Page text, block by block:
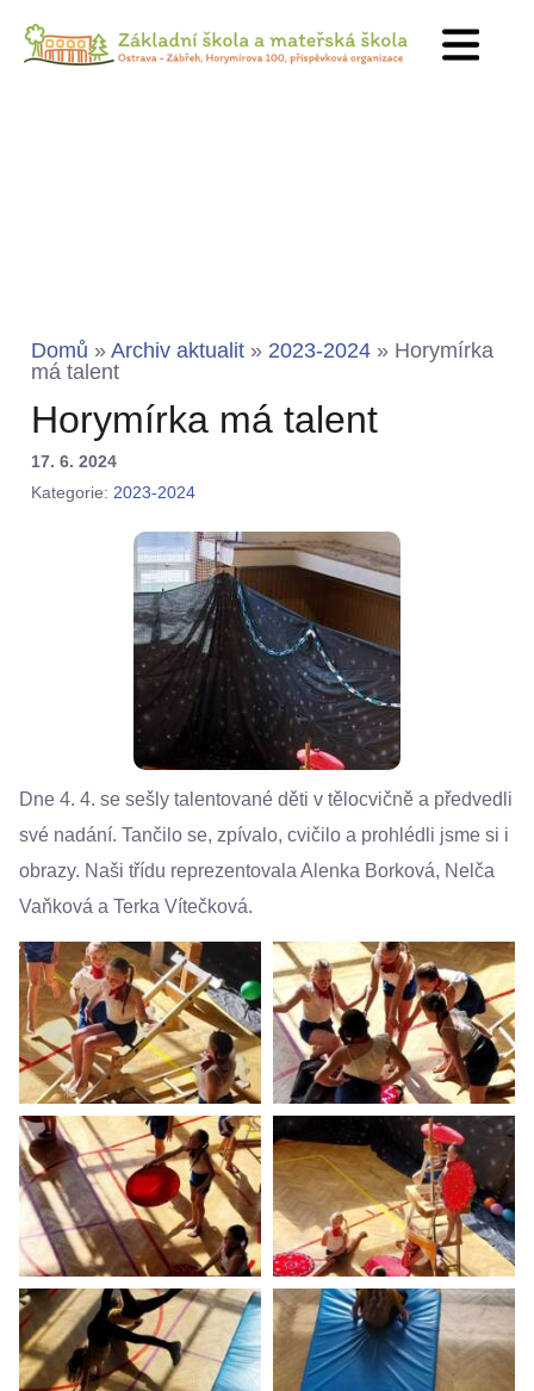
Domů » Archiv aktualit » 2023-2024 » Horymírka
má talent
Horymírka má talent
17. 6. 2024
Kategorie: 2023-2024
Dne 4. 4. se sešly talentované děti v tělocvičně a předvedli
své nadání. Tančilo se, zpívalo, cvičilo a prohlédli jsme si i
obrazy. Naši třídu reprezentovala Alenka Borková, Nelča
Vaňková a Terka Vítečková.